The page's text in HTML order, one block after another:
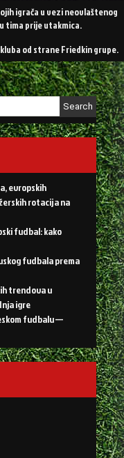
igrača u vezi neovlaštenog
tima prije utakmica.
od strane Friedkin grupe.
evropskih
rotacija na
fudbal: kako
fudbala prema
trendova u
igre
fudbalu —